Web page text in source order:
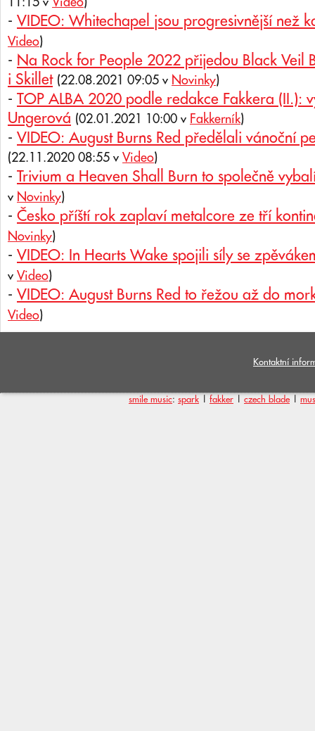
- VIDEO: Whitechapel jsou progresivnější než
Video)
- Na Rock for People 2022 přijedou Black Veil
i Skillet (22.08.2021 09:05 v Novinky)
- TOP ALBA 2020 podle redakce Fakkera (II.):
Ungerová (02.01.2021 10:00 v Fakkerník)
- VIDEO: August Burns Red předělali vánoční
(22.11.2020 08:55 v Video)
- Trivium a Heaven Shall Burn to společně
v Novinky)
- Česko příští rok zaplaví metalcore ze tří
Novinky)
- VIDEO: In Hearts Wake spojili síly se
v Video)
- VIDEO: August Burns Red to řežou až do
Video)
Kontaktní
smile music: spark fakker czech blade